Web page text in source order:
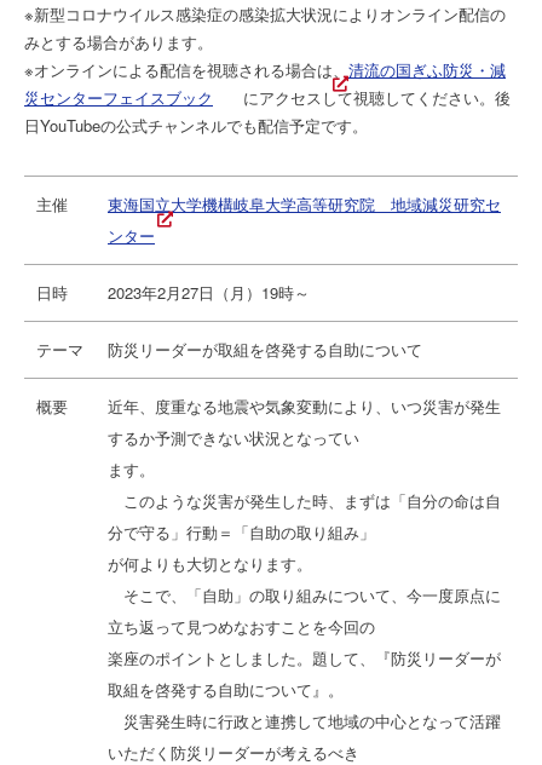
※新型コロナウイルス感染症の感染拡大状況によりオンライン配信の
みとする場合があります。
※オンラインによる配信を視聴される場合は、清流の国ぎふ防災・減
災センターフェイスブック
にアクセスして視聴してください。後
日YouTubeの公式チャンネルでも配信予定です。
主催
東海国立大学機構岐阜大学高等研究院 地域減災研究セ
ンター
日時 2023年2月27日（月）19時～
テーマ 防災リーダーが取組を啓発する自助について
概要
近年、度重なる地震や気象変動により、いつ災害が発生
するか予測できない状況となってい
ます。
このような災害が発生した時、まずは「自分の命は自
分で守る」行動＝「自助の取り組み」
が何よりも大切となります。
そこで、「自助」の取り組みについて、今一度原点に
立ち返って見つめなおすことを今回の
楽座のポイントとしました。題して、『防災リーダーが
取組を啓発する自助について』。
災害発生時に行政と連携して地域の中心となって活躍
いただく防災リーダーが考えるべき